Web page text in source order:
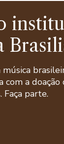
a doação
Faça parte.